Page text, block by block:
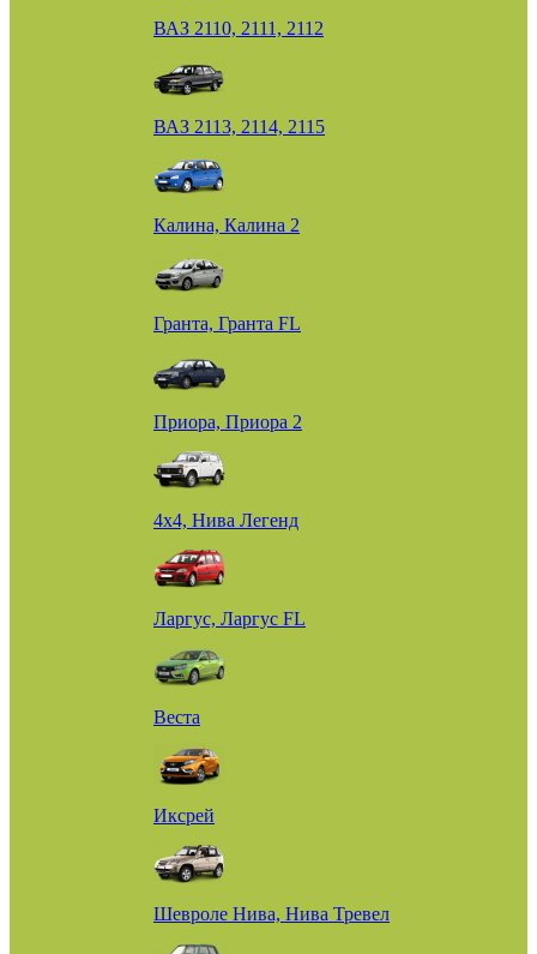
ВАЗ 2110, 2111, 2112
ВАЗ 2113, 2114, 2115
Калина, Калина 2
Гранта, Гранта FL
Приора, Приора 2
4х4, Нива Легенд
Ларгус, Ларгус FL
Веста
Иксрей
Шевроле Нива, Нива Тревел